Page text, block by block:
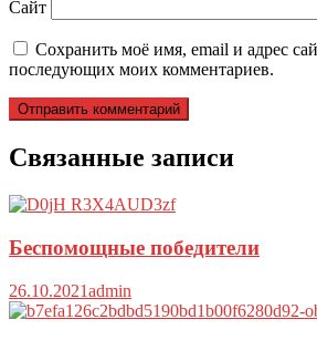
Сайт
Сохранить моё имя, email и адрес
последующих моих комментариев.
Связанные записи
Беспомощные победители
26.10.2021admin